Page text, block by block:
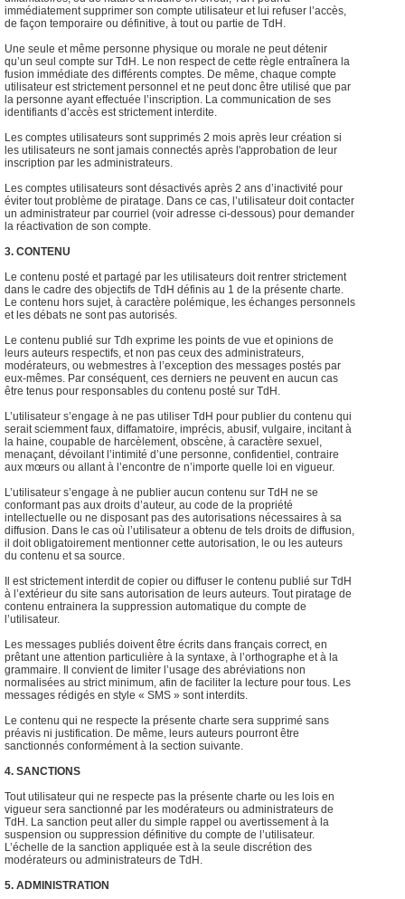
immédiatement supprimer son compte utilisateur et lui refuser l’accès,
de façon temporaire ou définitive, à tout ou partie de TdH.
Une seule et même personne physique ou morale ne peut détenir
qu’un seul compte sur TdH. Le non respect de cette règle entraînera la
fusion immédiate des différents comptes. De même, chaque compte
utilisateur est strictement personnel et ne peut donc être utilisé que par
la personne ayant effectuée l’inscription. La communication de ses
identifiants d’accès est strictement interdite.
Les comptes utilisateurs sont supprimés 2 mois après leur création si
les utilisateurs ne sont jamais connectés après l'approbation de leur
inscription par les administrateurs.
Les comptes utilisateurs sont désactivés après 2 ans d’inactivité pour
éviter tout problème de piratage. Dans ce cas, l’utilisateur doit contacter
un administrateur par courriel (voir adresse ci-dessous) pour demander
la réactivation de son compte.
3. CONTENU
Le contenu posté et partagé par les utilisateurs doit rentrer strictement
dans le cadre des objectifs de TdH définis au 1 de la présente charte.
Le contenu hors sujet, à caractère polémique, les échanges personnels
et les débats ne sont pas autorisés.
Le contenu publié sur Tdh exprime les points de vue et opinions de
leurs auteurs respectifs, et non pas ceux des administrateurs,
modérateurs, ou webmestres à l’exception des messages postés par
eux-mêmes. Par conséquent, ces derniers ne peuvent en aucun cas
être tenus pour responsables du contenu posté sur TdH.
L’utilisateur s’engage à ne pas utiliser TdH pour publier du contenu qui
serait sciemment faux, diffamatoire, imprécis, abusif, vulgaire, incitant à
la haine, coupable de harcèlement, obscène, à caractère sexuel,
menaçant, dévoilant l’intimité d’une personne, confidentiel, contraire
aux mœurs ou allant à l’encontre de n’importe quelle loi en vigueur.
L’utilisateur s’engage à ne publier aucun contenu sur TdH ne se
conformant pas aux droits d’auteur, au code de la propriété
intellectuelle ou ne disposant pas des autorisations nécessaires à sa
diffusion. Dans le cas où l’utilisateur a obtenu de tels droits de diffusion,
il doit obligatoirement mentionner cette autorisation, le ou les auteurs
du contenu et sa source.
Il est strictement interdit de copier ou diffuser le contenu publié sur TdH
à l’extérieur du site sans autorisation de leurs auteurs. Tout piratage de
contenu entrainera la suppression automatique du compte de
l’utilisateur.
Les messages publiés doivent être écrits dans français correct, en
prêtant une attention particulière à la syntaxe, à l’orthographe et à la
grammaire. Il convient de limiter l’usage des abréviations non
normalisées au strict minimum, afin de faciliter la lecture pour tous. Les
messages rédigés en style « SMS » sont interdits.
Le contenu qui ne respecte la présente charte sera supprimé sans
préavis ni justification. De même, leurs auteurs pourront être
sanctionnés conformément à la section suivante.
4. SANCTIONS
Tout utilisateur qui ne respecte pas la présente charte ou les lois en
vigueur sera sanctionné par les modérateurs ou administrateurs de
TdH. La sanction peut aller du simple rappel ou avertissement à la
suspension ou suppression définitive du compte de l’utilisateur.
L’échelle de la sanction appliquée est à la seule discrétion des
modérateurs ou administrateurs de TdH.
5. ADMINISTRATION